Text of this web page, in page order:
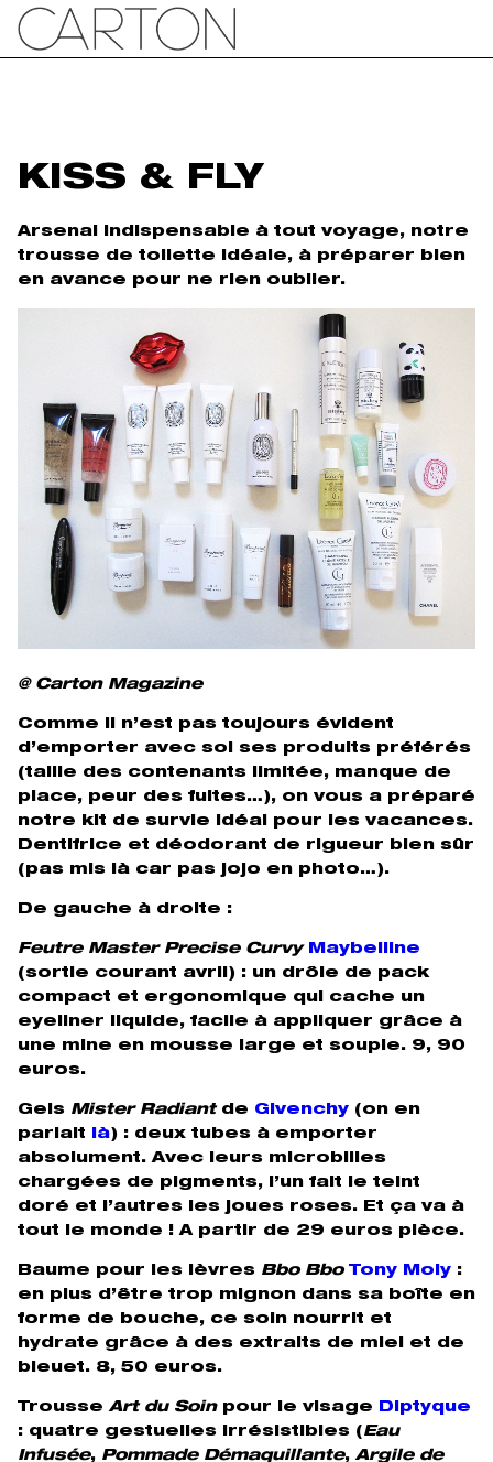
KISS & FLY
Arsenal indispensable à tout voyage, notre
trousse de toilette idéale, à préparer bien
en avance pour ne rien oublier.
@ Carton Magazine
Comme il n’est pas toujours évident
d’emporter avec soi ses produits préférés
(taille des contenants limitée, manque de
place, peur des fuites…), on vous a préparé
notre kit de survie idéal pour les vacances.
Dentifrice et déodorant de rigueur bien sûr
(pas mis là car pas jojo en photo…).
De gauche à droite :
Feutre Master Precise Curvy Maybelline
(sortie courant avril) : un drôle de pack
compact et ergonomique qui cache un
eyeliner liquide, facile à appliquer grâce à
une mine en mousse large et souple. 9, 90
euros.
Gels Mister Radiantde Givenchy (on en
parlait là) : deux tubes à emporter
absolument. Avec leurs microbilles
chargées de pigments, l’un fait le teint
doré et l’autres les joues roses. Et ça va à
tout le monde ! A partir de 29 euros pièce.
Baume pour les lèvres Bbo Bbo Tony Moly :
en plus d’être trop mignon dans sa boîte en
forme de bouche, ce soin nourrit et
hydrate grâce à des extraits de miel et de
bleuet. 8, 50 euros.
TrousseArt du Soinpour le visage Diptyque
: quatre gestuelles irrésistibles ( Eau
Infusée, Pommade Démaquillante,Argile de